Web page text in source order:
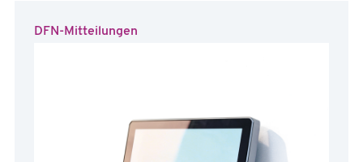
DFN-Mitteilungen